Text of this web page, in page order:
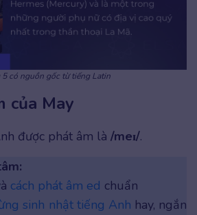
5 có nguồn gốc từ tiếng Latin
của May
được phát âm là /meɪ/.
cách phát âm ed chuẩn
sinh nhật tiếng Anh hay, ngắn